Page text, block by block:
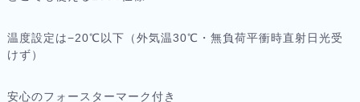
温度設定は−20℃以下（外気温30℃・無負荷平衝時直射日光受
けず）
安心のフォースターマーク付き